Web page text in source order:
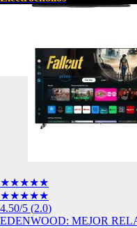
★★★★★
★★★★★
4.50/5 (2.0)
EDENWOOD: MEJOR